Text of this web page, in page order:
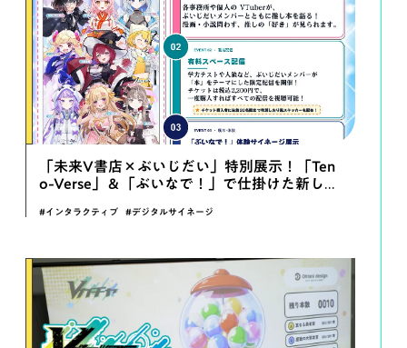
「未来V書店×ぶいじだい」特別展示！「Ten
o-Verse」＆「ぶいなで！」で仕掛けた新しい
ト】
#インタラクティブ #デジタルサイネージ